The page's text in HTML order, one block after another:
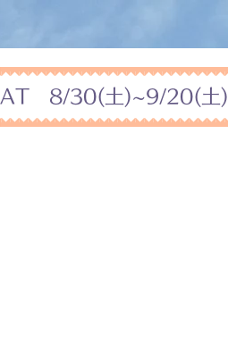
AT 8/30(土)~9/20(土)